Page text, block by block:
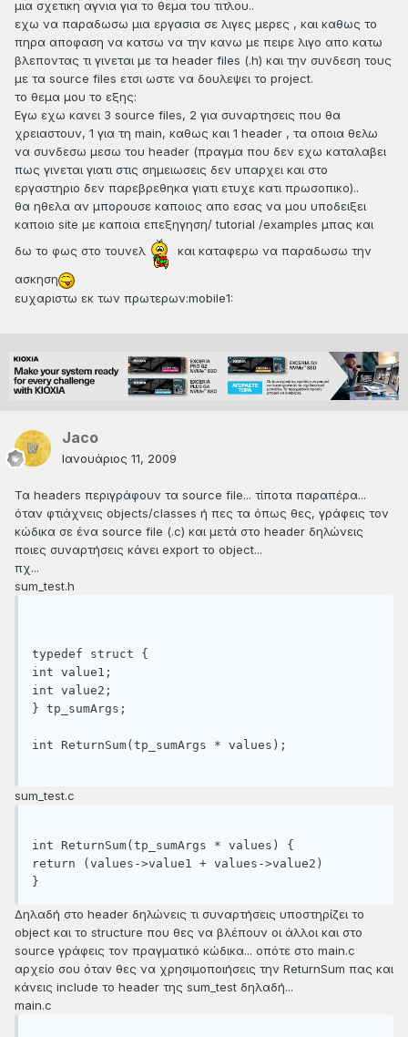
μια σχετικη αγνια για το θεμα του τιτλου..
εχω να παραδωσω μια εργασια σε λιγες μερες , και καθως το
πηρα αποφαση να κατσω να την κανω με πειρε λιγο απο κατω
βλεποντας τι γινεται με τα header files (.h) και την συνδεση τους
με τα source files ετσι ωστε να δουλεψει το project.
το θεμα μου το εξης:
Εγω εχω κανει 3 source files, 2 για συναρτησεις που θα
χρειαστουν, 1 για τη main, καθως και 1 header , τα οποια θελω
να συνδεσω μεσω του header (πραγμα που δεν εχω καταλαβει
πως γινεται γιατι στις σημειωσεις δεν υπαρχει και στο
εργαστηριο δεν παρεβρεθηκα γιατι ετυχε κατι πρωσοπικο)..
θα ηθελα αν μπορουσε καποιος απο εσας να μου υποδειξει
καποιο site με καποια επεξηγηση/ tutorial /examples μπας και
δω το φως στο τουνελ
και καταφερω να παραδωσω την
ασκηση
ευχαριστω εκ των πρωτερων:mobile1:
Jaco
Ιανουάριος 11, 2009
Τα headers περιγράφουν τα source file... τίποτα παραπέρα...
όταν φτιάχνεις objects/classes ή πες τα όπως θες, γράφεις τον
κώδικα σε ένα source file (.c) και μετά στο header δηλώνεις
ποιες συναρτήσεις κάνει export το object...
πχ...
sum_test.h
typedef struct {
int value1;
int value2;
} tp_sumArgs;
int ReturnSum(tp_sumArgs * values);
sum_test.c
int ReturnSum(tp_sumArgs * values) {
return (values->value1 + values->value2)
}
Δηλαδή στο header δηλώνεις τι συναρτήσεις υποστηρίζει το
object και το structure που θες να βλέπουν οι άλλοι και στο
source γράφεις τον πραγματικό κώδικα... οπότε στο main.c
αρχείο σου όταν θες να χρησιμοποιήσεις την ReturnSum πας και
κάνεις include το header της sum_test δηλαδή...
main.c